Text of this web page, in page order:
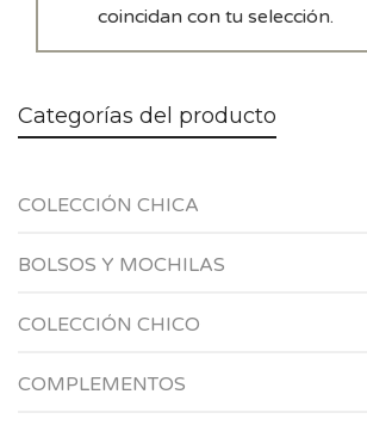
coincidan con tu selección.
Categorías del producto
COLECCIÓN CHICA
BOLSOS Y MOCHILAS
COLECCIÓN CHICO
COMPLEMENTOS